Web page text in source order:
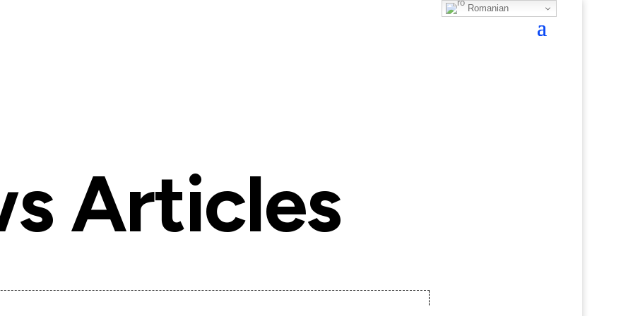
Articles
Romanian